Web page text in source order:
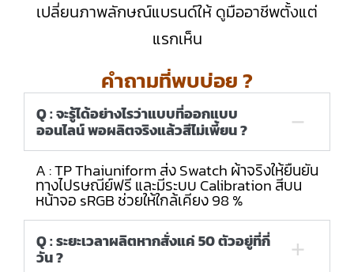
เปลี่ยนภาพลักษณ์แบรนด์ให้ ดูมืออาชีพตั้งแต่
แรกเห็น
คำถามที่พบบ่อย ?
Q : จะรู้ได้อย่างไรว่าแบบที่ออกแบบ
ออนไลน์ พอผลิตจริงแล้วสีไม่เพี้ยน ?
A : TP Thaiuniform ส่ง Swatch ผ้าจริงให้ยืนยัน
ทางไปรษณีย์ฟรี และมีระบบ Calibration สีบน
หน้าจอ sRGB ช่วยให้ใกล้เคียง 98 %
Q : ระยะเวลาผลิตหากสั่งแค่ 50 ตัวอยู่ที่กี่
วัน ?